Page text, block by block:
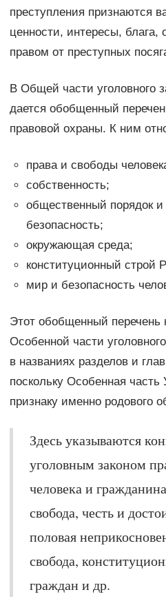
преступления признаются
ценности, интересы,
правом от преступных
В Общей части уголовного
дается обобщенный
правовой охраны. К ним
права и свободы
собственность;
общественный порядок
безопасность;
окружающая среда;
конституционный строй
мир и безопасность
Этот обобщенный перечень
Особенной части
в названиях разделов и
поскольку Особенная часть
признаку именно родового
Здесь указываются
уголовным законом
человека и
свобода, честь и
половая
свобода,
граждан и др.